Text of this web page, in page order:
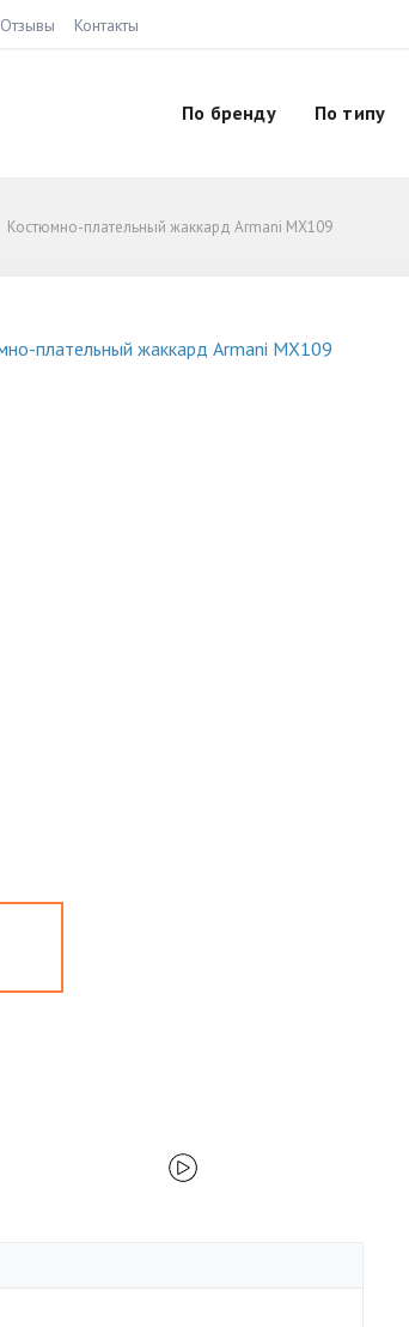
Отзывы Контакты
По бренду По типу
Костюмно-плательный жаккард Armani MX109